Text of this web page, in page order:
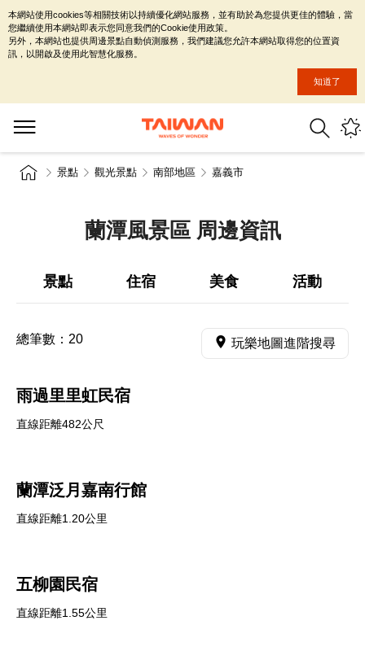
景點 觀光景點 南部地區 嘉義市
蘭潭風景區 周邊資訊
景點 住宿 美食 活動
總筆數： 20 玩樂地圖進階搜尋
雨過里里虹民宿
直線距離482公尺
蘭潭泛月嘉南行館
直線距離1.20公里
五柳園民宿
直線距離1.55公里
本網站使用cookies等相關技術以持續優化網站服務，並有助於為您提供更佳的體驗，當
您繼續使用本網站即表示您同意我們的Cookie使用政策。
另外，本網站也提供周邊景點自動偵測服務，我們建議您允許本網站取得您的位置資
訊，以開啟及使用此智慧化服務。
知道了